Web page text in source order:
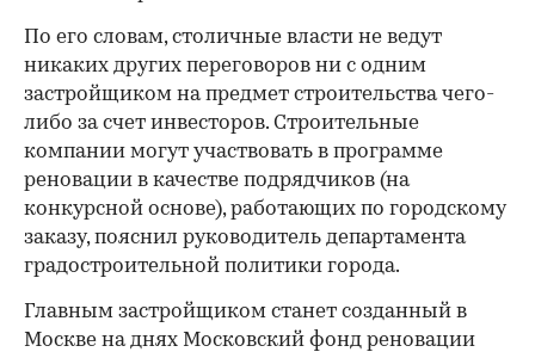
По его словам, столичные власти не ведут
никаких других переговоров ни с одним
застройщиком на предмет строительства чего-
либо за счет инвесторов. Строительные
компании могут участвовать в программе
реновации в качестве подрядчиков (на
конкурсной основе), работающих по городскому
заказу, пояснил руководитель департамента
градостроительной политики города.
Главным застройщиком станет созданный в
Москве на днях Московский фонд реновации